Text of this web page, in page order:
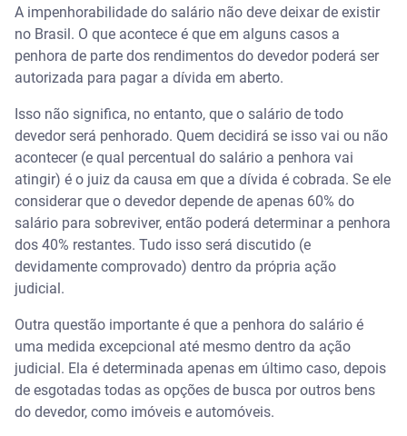
A impenhorabilidade do salário não deve deixar de existir
no Brasil. O que acontece é que em alguns casos a
penhora de parte dos rendimentos do devedor poderá ser
autorizada para pagar a dívida em aberto.
Isso não significa, no entanto, que o salário de todo
devedor será penhorado. Quem decidirá se isso vai ou não
acontecer (e qual percentual do salário a penhora vai
atingir) é o juiz da causa em que a dívida é cobrada. Se ele
considerar que o devedor depende de apenas 60% do
salário para sobreviver, então poderá determinar a penhora
dos 40% restantes. Tudo isso será discutido (e
devidamente comprovado) dentro da própria ação
judicial.
Outra questão importante é que a penhora do salário é
uma medida excepcional até mesmo dentro da ação
judicial. Ela é determinada apenas em último caso, depois
de esgotadas todas as opções de busca por outros bens
do devedor, como imóveis e automóveis.